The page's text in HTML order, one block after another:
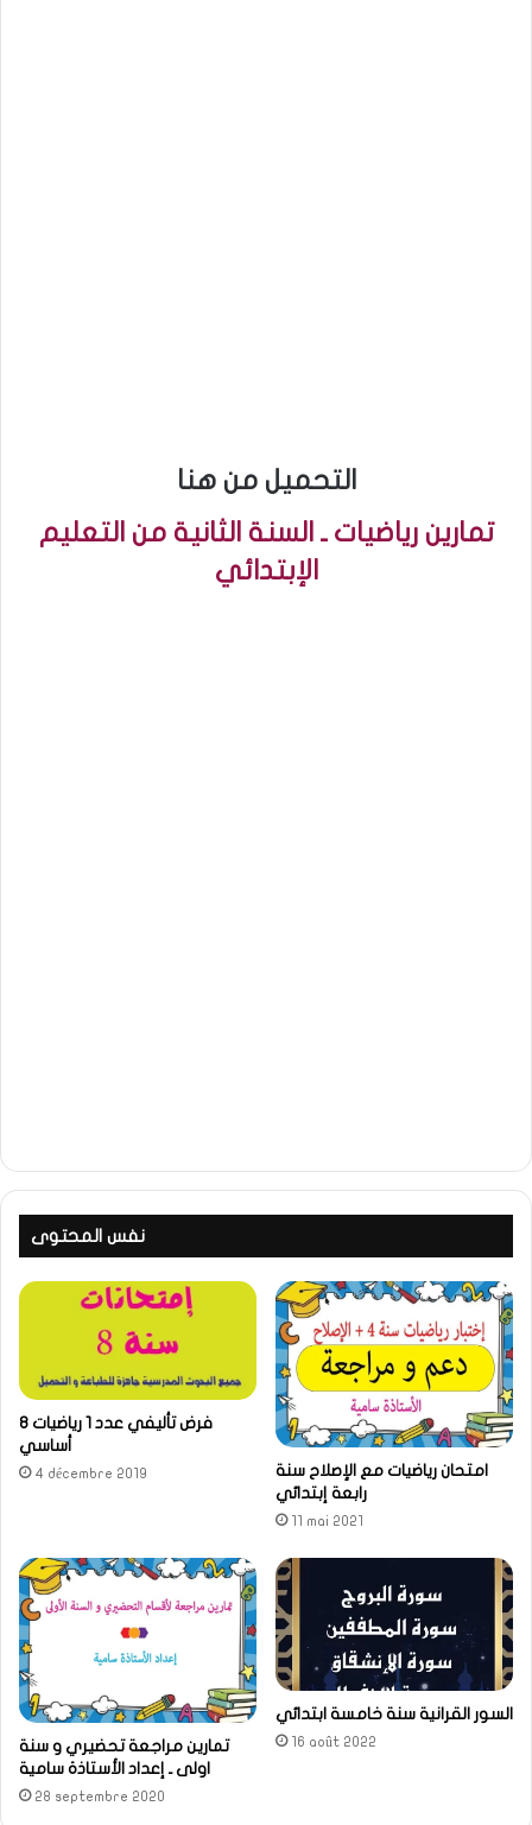
التحميل من هنا
تمارين رياضيات ـ السنة الثانية من التعليم
الإبتدائي
نفس المحتوى
فرض تأليفي عدد 1 رياضيات 8
أساسي
4 décembre 2019
امتحان رياضيات مع الإصلاح سنة
رابعة إبتدائي
11 mai 2021
تمارين مراجعة تحضيري و سنة
اولى ـ إعداد الأستاذة سامية
28 septembre 2020
السور القرانية سنة خامسة ابتدائي
16 août 2022